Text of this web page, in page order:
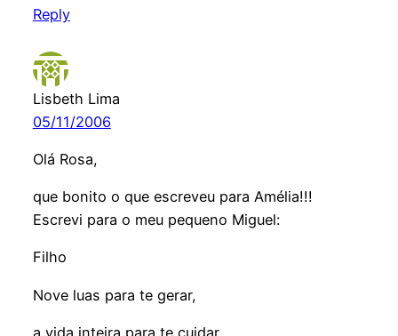
Reply
Lisbeth Lima
05/11/2006
Olá Rosa,
que bonito o que escreveu para Amélia!!!
Escrevi para o meu pequeno Miguel:
Filho
Nove luas para te gerar,
a vida inteira para te cuidar